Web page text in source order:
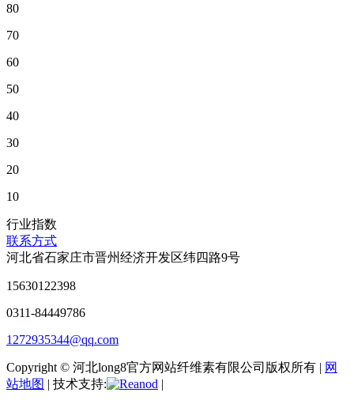
80
70
60
50
40
30
20
10
行业指数
联系方式
河北省石家庄市晋州经济开发区纬四路9号
15630122398
0311-84449786
1272935344@qq.com
Copyright © 河北long8官方网站纤维素有限公司版权所有 | 网
站地图 | 技术支持: |